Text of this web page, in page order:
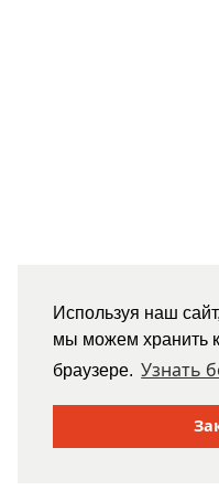
Используя наш
мы можем хранить
браузере. Узнать